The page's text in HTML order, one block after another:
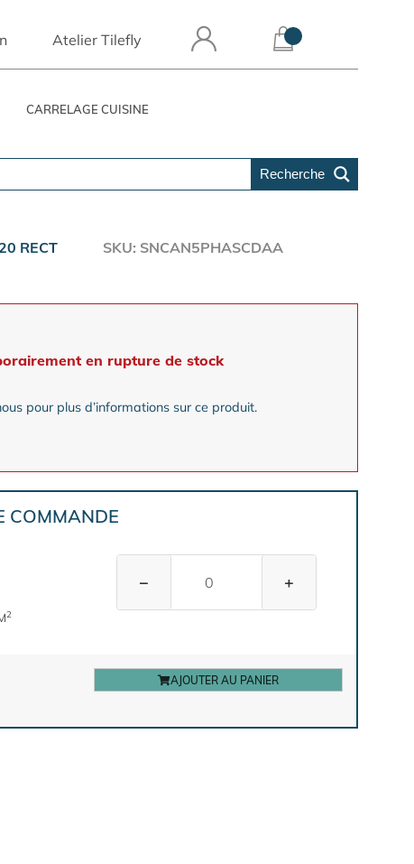
Atelier Tilefly
CARRELAGE CUISINE
Recherche
RECT
SKU: SNCAN5PHASCDAA
en rupture de stock
pour plus d’informations sur ce produit.
COMMANDE
2
− +
AJOUTER AU PANIER